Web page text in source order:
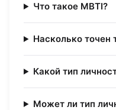
Что такое MBTI?
Насколько точен
Какой тип
Может ли тип